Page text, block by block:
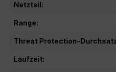
Netzteil:
Range:
Threat Protection-
Laufzeit: